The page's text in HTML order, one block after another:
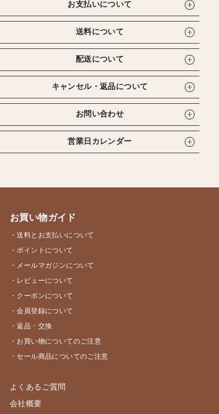
お支払いについて
送料について
配送について
キャンセル・返品について
お問い合わせ
営業日カレンダー
お買い物ガイド
・送料とお支払いについて
・ポイントについて
・メールマガジンについて
・レビューについて
・クーポンについて
・会員登録について
・返品・交換
・お買い物についてのご注意
・セール商品についてのご注意
よくあるご質問
会社概要